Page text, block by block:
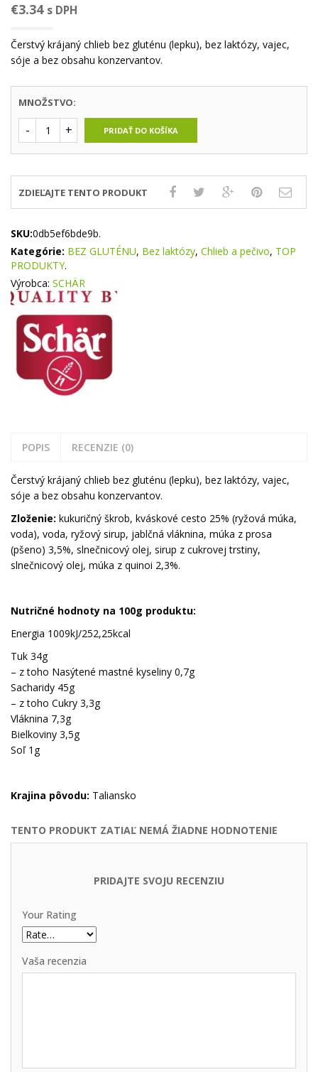
€3.34 s DPH
Čerstvý krájaný chlieb bez gluténu (lepku), bez laktózy, vajec,
sóje a bez obsahu konzervantov.
MNOŽSTVO:
PRIDAŤ DO KOŠÍKA
ZDIEĽAJTE TENTO PRODUKT
SKU:0db5ef6bde9b.
Kategórie: BEZ GLUTÉNU, Bez laktózy, Chlieb a pečivo, TOP
PRODUKTY.
Výrobca: SCHÄR
POPIS RECENZIE (0)
Čerstvý krájaný chlieb bez gluténu (lepku), bez laktózy, vajec,
sóje a bez obsahu konzervantov.
Zloženie: kukuričný škrob, kváskové cesto 25% (ryžová múka,
voda), voda, ryžový sirup, jablčná vláknina, múka z prosa
(pšeno) 3,5%, slnečnicový olej, sirup z cukrovej trstiny,
slnečnicový olej, múka z quinoi 2,3%.
Nutričné hodnoty na 100g produktu:
Energia 1009kJ/252,25kcal
Tuk 34g
– z toho Nasýtené mastné kyseliny 0,7g
Sacharidy 45g
– z toho Cukry 3,3g
Vláknina 7,3g
Bielkoviny 3,5g
Soľ 1g
Krajina pôvodu: Taliansko
TENTO PRODUKT ZATIAĽ NEMÁ ŽIADNE HODNOTENIE
PRIDAJTE SVOJU RECENZIU
Your Rating
Vaša recenzia